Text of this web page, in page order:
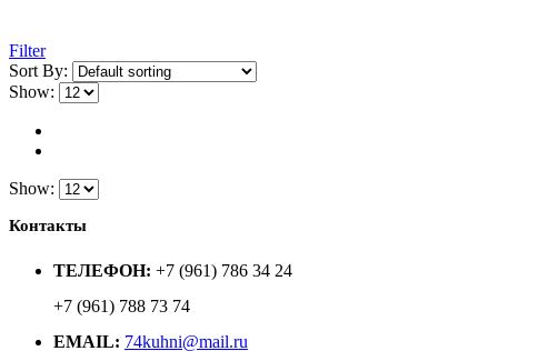
Filter
Sort By:
Show:
Show:
Контакты
ТЕЛЕФОН: +7 (961) 786 34 24
+7 (961) 788 73 74
EMAIL: 74kuhni@mail.ru